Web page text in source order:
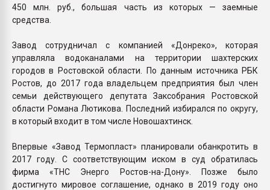
450 млн. руб., большая часть из которых — заемные
средства.
Завод сотрудничал с компанией «Донреко», которая
управляла водоканалами на территории шахтерских
городов в Ростовской области. По данным источника РБК
Ростов, до 2017 года владельцем предприятия был член
семьи действующего депутата Заксобрания Ростовской
области Романа Лютикова. Последний избирался по округу,
в который входит в том числе Новошахтинск.
Впервые «Завод Термопласт» планировали обанкротить в
2017 году. С соответствующим иском в суд обратилась
фирма «ТНС Энерго Ростов-на-Дону». Позже было
достигнуто мировое соглашение, однако в 2019 году оно